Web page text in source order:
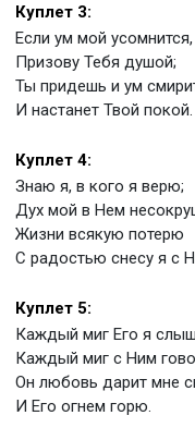
Куплет 3:
Если ум мой усомнится,
Призову Тебя душой;
Ты придешь и ум
И настанет Твой покой.
Куплет 4:
Знаю я, в кого я верю;
Дух мой в Нем
Жизни всякую потерю
С радостью снесу я с
Куплет 5:
Каждый миг Его я
Каждый миг с Ним
Он любовь дарит мне
И Его огнем горю.